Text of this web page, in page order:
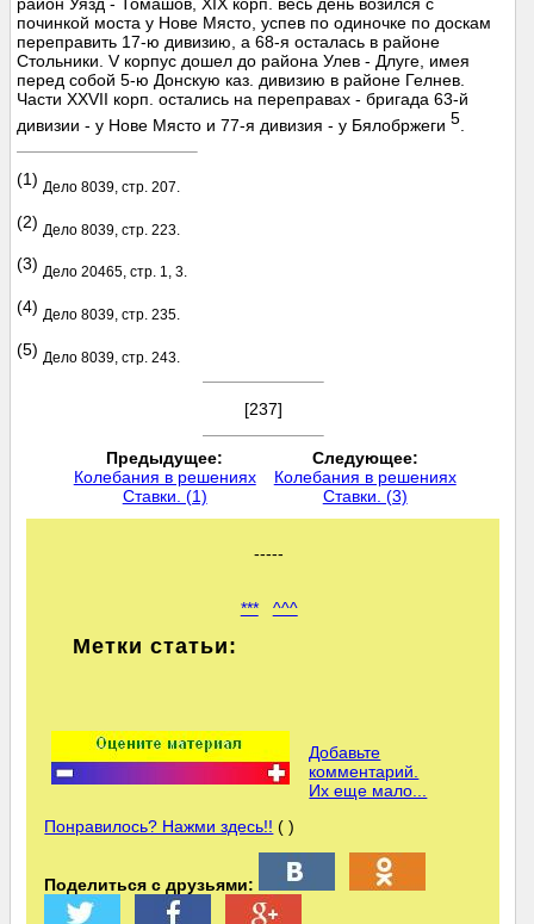
район Уязд - Томашов, XIX корп. весь день возился с
починкой моста у Нове Място, успев по одиночке по доскам
переправить 17-ю дивизию, а 68-я осталась в районе
Стольники. V корпус дошел до района Улев - Длуге, имея
перед собой 5-ю Донскую каз. дивизию в районе Гелнев.
Части XXVII корп. остались на переправах - бригада 63-й
дивизии - у Нове Място и 77-я дивизия - у Бялобржеги 5
(1) Дело 8039, стр. 207.
(2) Дело 8039, стр. 223.
(3) Дело 20465, стр. 1, 3.
(4) Дело 8039, стр. 235.
(5) Дело 8039, стр. 243.
[237]
Предыдущее:
Колебания в решениях
Ставки. (1)
Следующее:
Колебания в решениях
Ставки. (3)
-----
*** ^^^
Метки статьи:
Добавьте
комментарий.
Их еще мало...
Понравилось? Нажми здесь!! ( )
Поделиться с друзьями: